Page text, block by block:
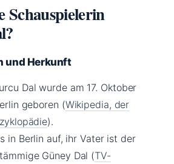
Schauspielerin
und Herkunft
Dal wurde am 17. Oktober
geboren (Wikipedia, der
).
in Berlin auf, ihr Vater ist der
Güney Dal (TV-